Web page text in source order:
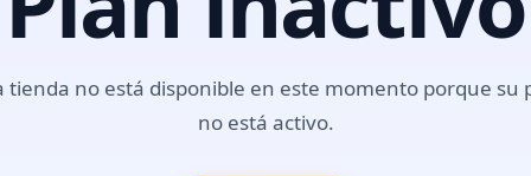
tienda no está disponible en este momento porque su
no está activo.